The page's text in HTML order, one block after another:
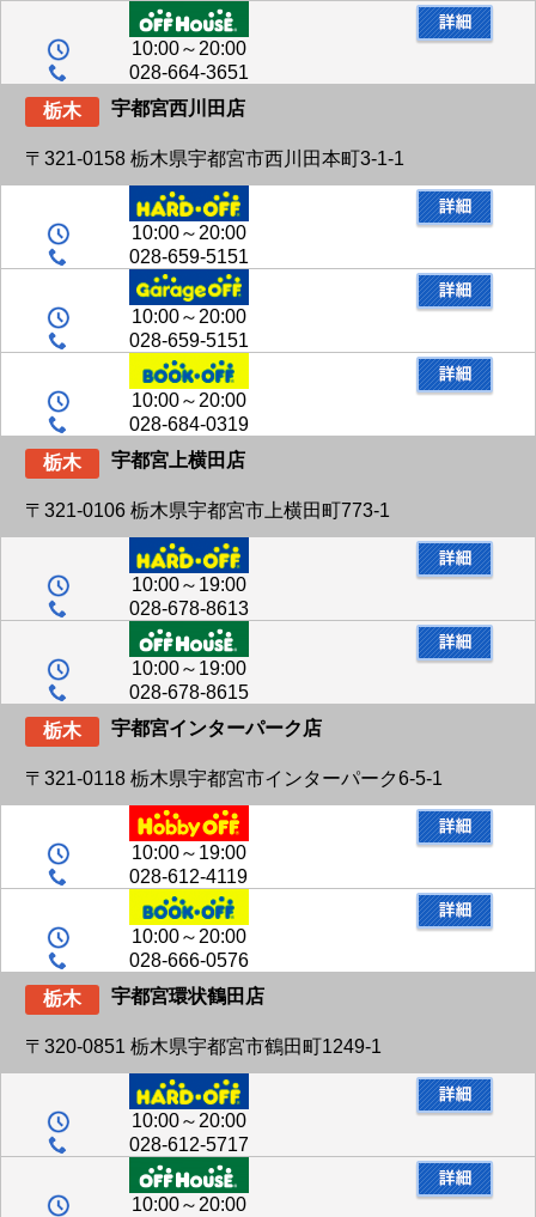
10:00～20:00
028-664-3651
栃木
宇都宮西川田店
〒321-0158 栃木県宇都宮市西川田本町3-1-1
10:00～20:00
028-659-5151
10:00～20:00
028-659-5151
10:00～20:00
028-684-0319
栃木
宇都宮上横田店
〒321-0106 栃木県宇都宮市上横田町773-1
10:00～19:00
028-678-8613
10:00～19:00
028-678-8615
栃木
宇都宮インターパーク店
〒321-0118 栃木県宇都宮市インターパーク6-5-1
10:00～19:00
028-612-4119
10:00～20:00
028-666-0576
栃木
宇都宮環状鶴田店
〒320-0851 栃木県宇都宮市鶴田町1249-1
10:00～20:00
028-612-5717
10:00～20:00